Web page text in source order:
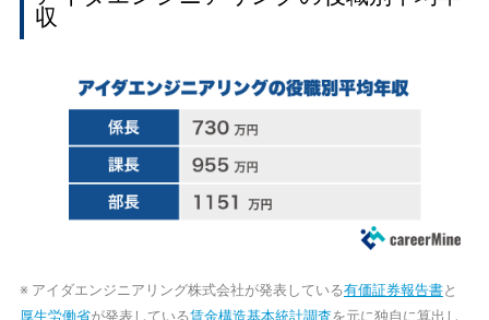
収
※ アイダエンジニアリング株式会社が発表している有価証券報告書と
厚生労働省が発表している賃金構造基本統計調査を元に独自に算出し